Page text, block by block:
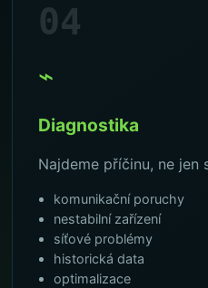
04
⌁
Diagnostika
Najdeme příčinu, ne jen
komunikační poruchy
nestabilní zařízení
síťové problémy
historická data
optimalizace